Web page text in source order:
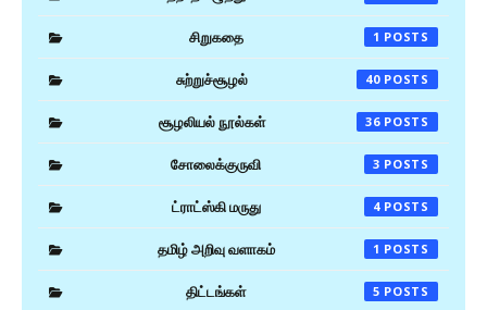
சிறுகதை 1
சுற்றுச்சூழல் 40
சூழலியல் நூல்கள் 36
சோலைக்குருவி 3
ட்ராட்ஸ்கி மருது 4
தமிழ் அறிவு வளாகம் 1
திட்டங்கள் 5